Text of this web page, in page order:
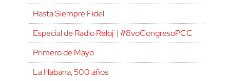
Hasta Siempre Fidel
Especial de Radio Reloj | #8voCongresoPCC
Primero de Mayo
La Habana, 500 años